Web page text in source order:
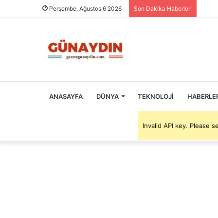
Perşembe, Ağustos 6 2026 Son Dakika Haberleri
ANASAYFA DÜNYA TEKNOLOJI
Invalid API key. Please